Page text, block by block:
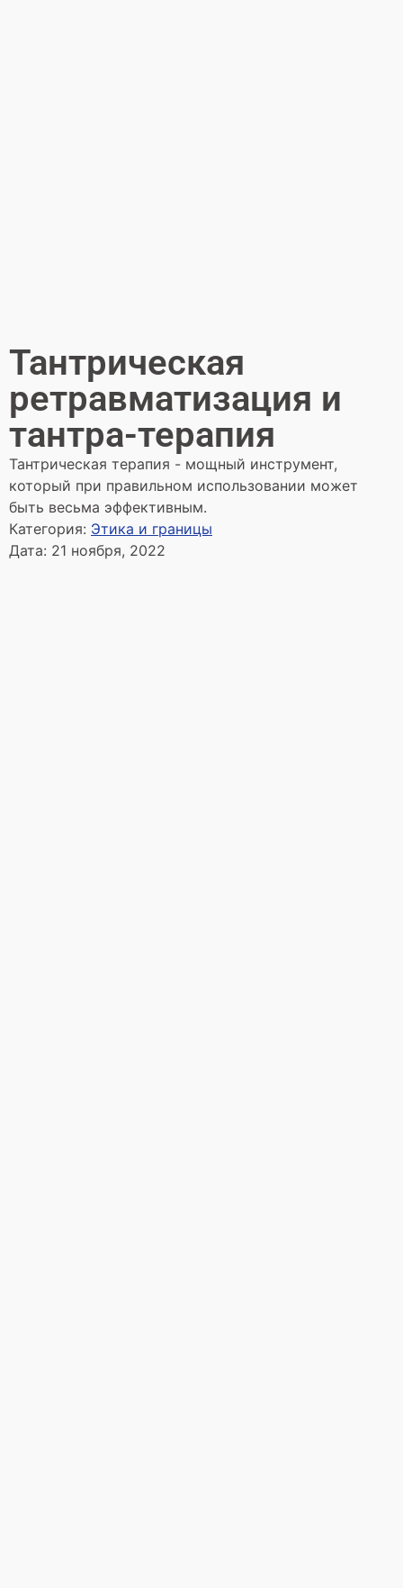
Тантрическая
ретравматизация и
тантра-терапия
Тантрическая терапия - мощный инструмент,
который при правильном использовании может
быть весьма эффективным.
Категория: Этика и границы
Дата: 21 ноября, 2022